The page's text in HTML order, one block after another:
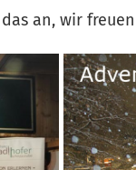
an, wir